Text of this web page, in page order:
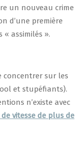
un nouveau crime
d’une première
assimilés ».
concentrer sur les
et stupéfiants).
n’existe avec
de vitesse de plus de